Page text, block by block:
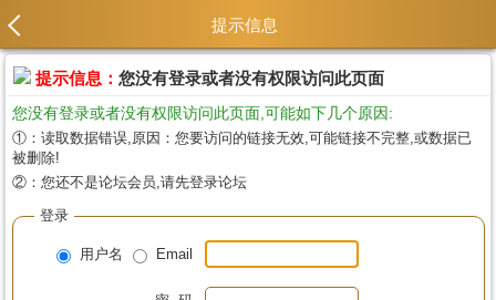
提示信息
提示信息： 您没有登录或者没有权限访问此页面
您没有登录或者没有权限访问此页面,可能如下几个原因:
①：读取数据错误,原因：您要访问的链接无效,可能链接不完整,或数据已
被删除!
②：您还不是论坛会员,请先登录论坛
登录
用户名 Email